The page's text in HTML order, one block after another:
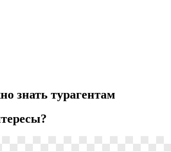
знать турагентам